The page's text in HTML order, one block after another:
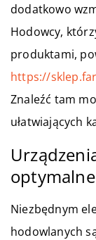
dodatkowo
Hodowcy,
produktami,
https://
Znaleźć tam
ułatwiających
Niezbędnym
hodowlanych